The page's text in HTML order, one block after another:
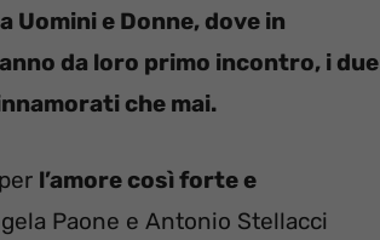
Uomini e Donne, dove in
da loro primo incontro, i due
che mai.
l’amore così forte e
Paone e Antonio Stellacci